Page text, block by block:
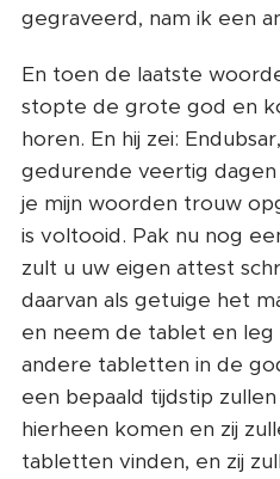
gegraveerd, nam ik een
En toen de laatste
stopte de grote god en
horen. En hij zei:
gedurende veertig
je mijn woorden trouw
is voltooid. Pak nu nog
zult u uw eigen attest
daarvan als getuige het
en neem de tablet en
andere tabletten in de
een bepaald tijdstip
hierheen komen en zij
tabletten vinden, en zij